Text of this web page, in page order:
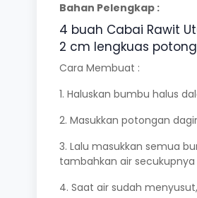
Bahan Pelengkap :
4 buah Cabai Rawit
2 cm lengkuas
Cara Membuat :
1. Haluskan bumbu halus
2. Masukkan potongan
3. Lalu masukkan semua
tambahkan air
4. Saat air sudah